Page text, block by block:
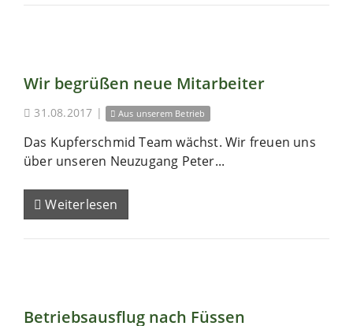
Wir begrüßen neue Mitarbeiter
31.08.2017 | Aus unserem Betrieb
Das Kupferschmid Team wächst. Wir freuen uns
über unseren Neuzugang Peter...
Weiterlesen
Betriebsausflug nach Füssen